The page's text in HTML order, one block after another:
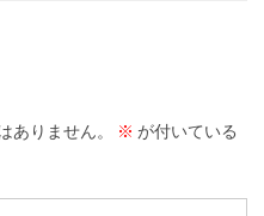
ありません。 ※ が付いている